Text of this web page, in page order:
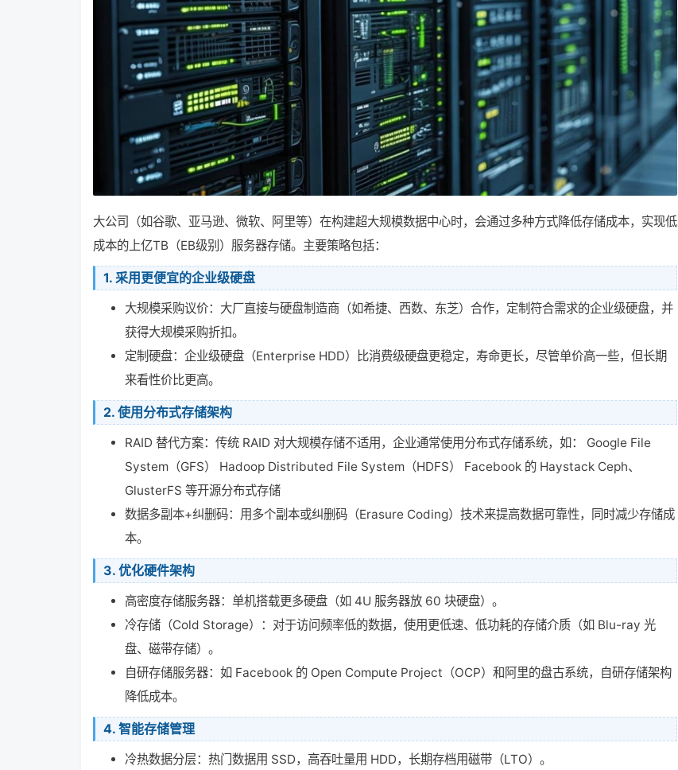
大公司（如谷歌、亚马逊、微软、阿里等）在构建超大规模数据中心时，会通过多种方式降低存储成本，实现低
成本的上亿TB（EB级别）服务器存储。主要策略包括：
1. 采用更便宜的企业级硬盘
大规模采购议价：大厂直接与硬盘制造商（如希捷、西数、东芝）合作，定制符合需求的企业级硬盘，并
获得大规模采购折扣。
定制硬盘：企业级硬盘（Enterprise HDD）比消费级硬盘更稳定，寿命更长，尽管单价高一些，但长期
来看性价比更高。
2. 使用分布式存储架构
RAID 替代方案：传统 RAID 对大规模存储不适用，企业通常使用分布式存储系统，如： Google File
System（GFS） Hadoop Distributed File System（HDFS） Facebook 的 Haystack Ceph、
GlusterFS 等开源分布式存储
数据多副本+纠删码：用多个副本或纠删码（Erasure Coding）技术来提高数据可靠性，同时减少存储成
本。
3. 优化硬件架构
高密度存储服务器：单机搭载更多硬盘（如 4U 服务器放 60 块硬盘）。
冷存储（Cold Storage）：对于访问频率低的数据，使用更低速、低功耗的存储介质（如 Blu-ray 光
盘、磁带存储）。
自研存储服务器：如 Facebook 的 Open Compute Project（OCP）和阿里的盘古系统，自研存储架构
降低成本。
4. 智能存储管理
冷热数据分层：热门数据用 SSD，高吞吐量用 HDD，长期存档用磁带（LTO）。